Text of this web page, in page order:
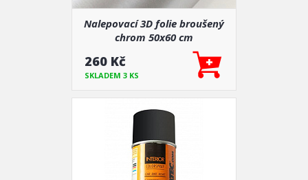
Nalepovací 3D folie broušený
chrom 50x60 cm
260 Kč
SKLADEM 3 KS